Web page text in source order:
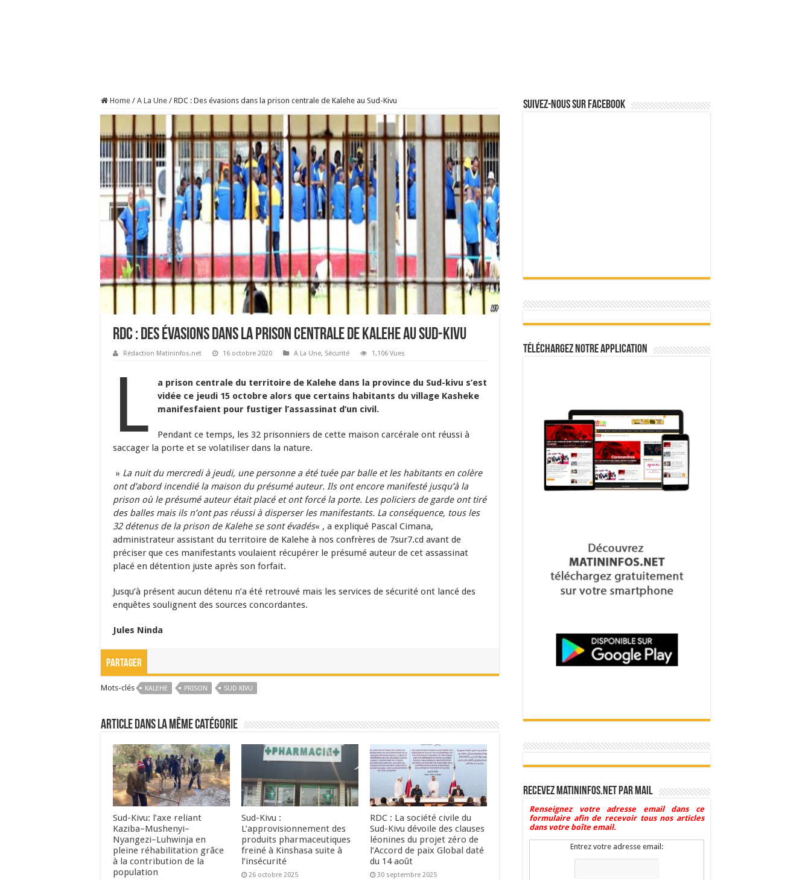
Home / A La Une / RDC : Des évasions dans la prison centrale de Kalehe au Sud-Kivu
RDC : Des évasions dans la prison centrale de Kalehe au Sud-Kivu
Rédaction Matininfos.net 16 octobre 2020 A La Une, Sécurité 1,106 Vues
L
a prison centrale du territoire de Kalehe dans la province du Sud-kivu s’est
vidée ce jeudi 15 octobre alors que certains habitants du village Kasheke
manifesfaient pour fustiger l’assassinat d’un civil.
Pendant ce temps, les 32 prisonniers de cette maison carcérale ont réussi à
saccager la porte et se volatiliser dans la nature.
» La nuit du mercredi à jeudi, une personne a été tuée par balle et les habitants en colère
ont d’abord incendié la maison du présumé auteur. Ils ont encore manifesté jusqu’à la
prison où le présumé auteur était placé et ont forcé la porte. Les policiers de garde ont tiré
des balles mais ils n’ont pas réussi à disperser les manifestants. La conséquence, tous les
32 détenus de la prison de Kalehe se sont évadés« , a expliqué Pascal Cimana,
administrateur assistant du territoire de Kalehe à nos confrères de 7sur7.cd avant de
préciser que ces manifestants voulaient récupérer le présumé auteur de cet assassinat
placé en détention juste après son forfait.
Jusqu’à présent aucun détenu n’a été retrouvé mais les services de sécurité ont lancé des
enquêtes soulignent des sources concordantes.
Jules Ninda
Partager
Mots-clés KALEHE PRISON SUD KIVU
Article dans la même catégorie
Sud-Kivu: l’axe reliant
Kaziba–Mushenyi–
Nyangezi–Luhwinja en
pleine réhabilitation grâce
à la contribution de la
population
Sud-Kivu :
L’approvisionnement des
produits pharmaceutiques
freiné à Kinshasa suite à
l’insécurité
26 octobre 2025
RDC : La société civile du
Sud-Kivu dévoile des clauses
léonines du projet zéro de
l’Accord de paix Global daté
du 14 août
30 septembre 2025
Suivez-nous sur Facebook
Téléchargez notre Application
Recevez Matininfos.net par mail
Renseignez votre adresse email dans ce
formulaire afin de recevoir tous nos articles
dans votre boîte email.
Entrez votre adresse email: